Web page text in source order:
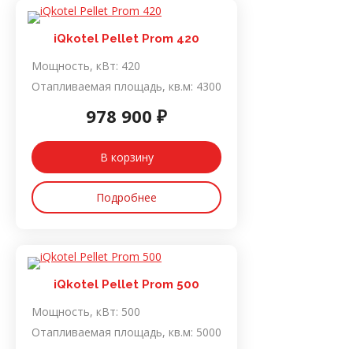
iQkotel Pellet Prom 420
Мощность, кВт: 420
Отапливаемая площадь, кв.м: 4300
978 900 ₽
В корзину
Подробнее
iQkotel Pellet Prom 500
Мощность, кВт: 500
Отапливаемая площадь, кв.м: 5000